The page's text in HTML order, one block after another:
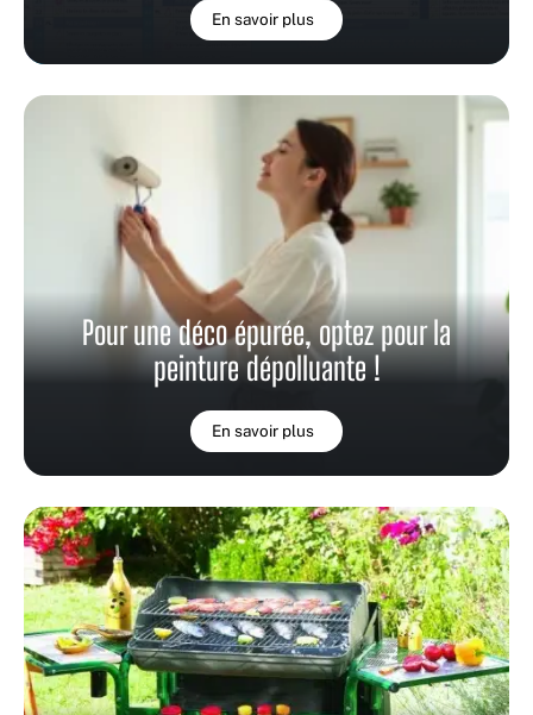
En savoir plus
Pour une déco épurée, optez pour la
peinture dépolluante !
En savoir plus